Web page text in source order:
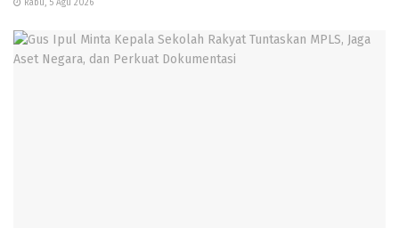
Rabu, 5 Agu 2026